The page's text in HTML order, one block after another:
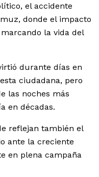
el accidente
donde el impacto
la vida del
durante días en
ciudadana, pero
las noches más
en décadas.
reflejan también el
ante la creciente
en plena campaña